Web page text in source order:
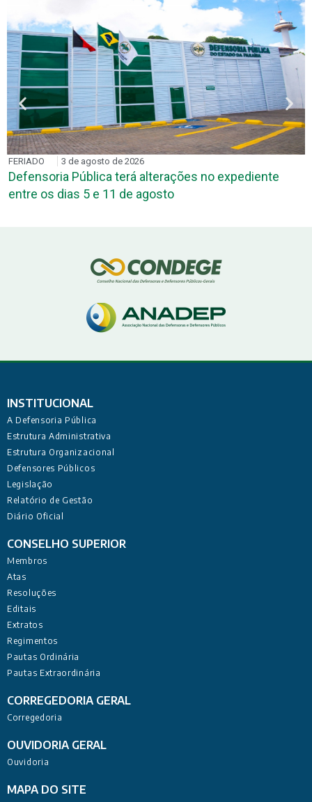
3 de agosto de 2026
Pública terá alterações no expediente
os dias 5 e 11 de agosto
INSTITUCIONAL
A Defensoria Pública
Estrutura Administrativa
Estrutura Organizacional
Defensores Públicos
Legislação
Relatório de Gestão
Diário Oficial
CONSELHO SUPERIOR
Membros
Atas
Resoluções
Editais
Extratos
Regimentos
Pautas Ordinária
Pautas Extraordinária
CORREGEDORIA GERAL
Corregedoria
OUVIDORIA GERAL
Ouvidoria
MAPA DO SITE